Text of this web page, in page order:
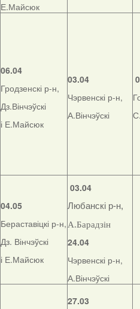
Е.Майсюк
06.04
Гродзенскі р-н,
Дз.Вінчэўскі
і Е.Майсюк
03.04
Чэрвенскі р-н,
А.Вінчэўскі
04.05
Бераставіцкі р-н,
Дз. Вінчэўскі
і Е.Майсюк
03.04
Любанскі р-н,
А.Барадзін
24.04
Чэрвенскі р-н,
А.Вінчэўскі
27.03